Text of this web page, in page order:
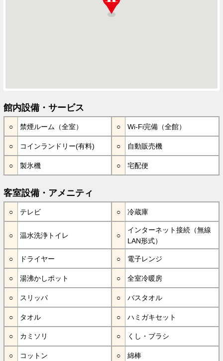
館内設備・サービス
禁煙ルーム（全室） Wi-Fi完備（全館）
コインランドリー(有料) 自動販売機
製氷機 宅配便
客室設備・アメニティ
テレビ 冷蔵庫
温水洗浄トイレ
インターネット接続（無線
LAN形式）
ドライヤー 電子レンジ
湯沸かしポット 全室冷暖房
スリッパ バスタオル
タオル ハミガキセット
カミソリ くし・ブラシ
コットン 綿棒